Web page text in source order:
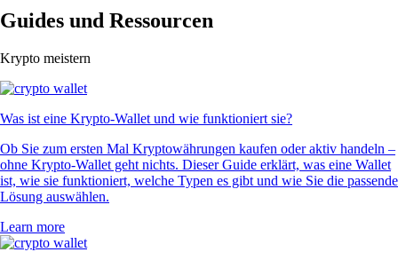
Guides und Ressourcen
Krypto meistern
Was ist eine Krypto-Wallet und wie funktioniert sie?
Ob Sie zum ersten Mal Kryptowährungen kaufen oder aktiv handeln –
ohne Krypto-Wallet geht nichts. Dieser Guide erklärt, was eine Wallet
ist, wie sie funktioniert, welche Typen es gibt und wie Sie die passende
Lösung auswählen.
Learn more